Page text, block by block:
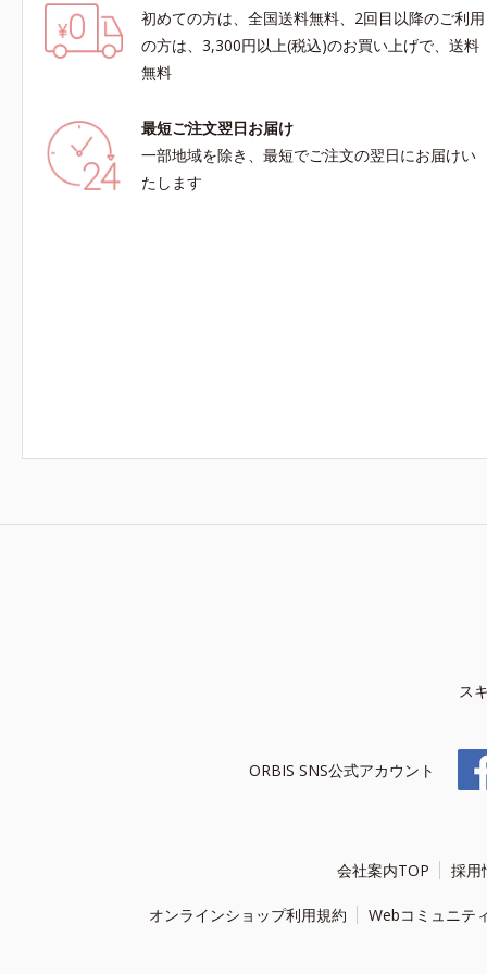
初めての方は、全国送料無料、2回目以降のご利用
の方は、3,300円以上(税込)のお買い上げで、送料
無料
最短ご注文翌日お届け
一部地域を除き、最短でご注文の翌日にお届けい
たします
ス
ORBIS SNS公式アカウント
会社案内TOP 採用
オンラインショップ利用規約 Webコミュニテ